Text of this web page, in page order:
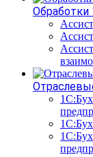
Обработки